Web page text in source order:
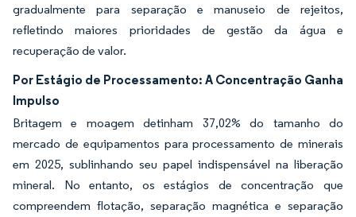
gradualmente para separação e manuseio de rejeitos,
refletindo maiores prioridades de gestão da água e
recuperação de valor.
Por Estágio de Processamento: A Concentração Ganha
Impulso
Britagem e moagem detinham 37,02% do tamanho do
mercado de equipamentos para processamento de minerais
em 2025, sublinhando seu papel indispensável na liberação
mineral. No entanto, os estágios de concentração que
compreendem flotação, separação magnética e separação